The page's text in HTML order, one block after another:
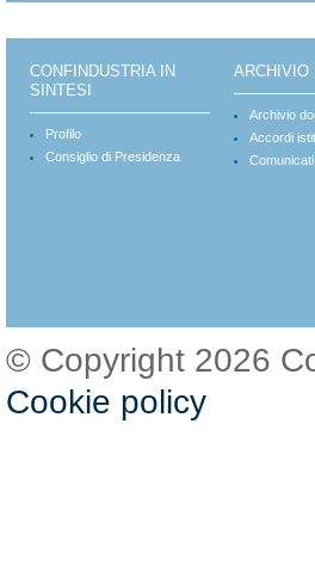
CONFINDUSTRIA IN
SINTESI
Profilo
Consiglio di Presidenza
ARCHIVIO
Archivio
Accordi
© Copyright 2026
Cookie policy